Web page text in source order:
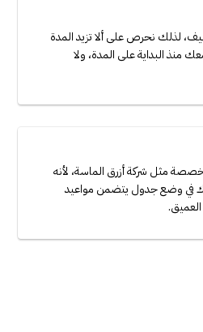
لذلك نحرص على ألا تزيد المدة
منذ البداية على المدة، ولا
مثل شركة أزرق الماسة، لأنه
في وضع جدول يتضمن مواعيد